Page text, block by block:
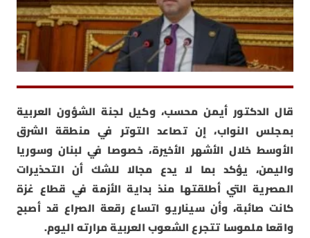
قال الدكتور أيمن محسب، وكيل لجنة الشؤون العربية
بمجلس النواب، إن تصاعد التوتر في منطقة الشرق
الأوسط خلال الأشهر الأخيرة، خصوصا في لبنان وسوريا
واليمن، يؤكد بما لا يدع مجالا للشك أن التحذيرات
المصرية التي أطلقتها منذ بداية الأزمة في قطاع غزة
كانت صائبة، وأن سيناريو اتساع رقعة الصراع قد أصبح
واقعا ملموسا تتجرع الشعوب العربية مرارته اليوم.